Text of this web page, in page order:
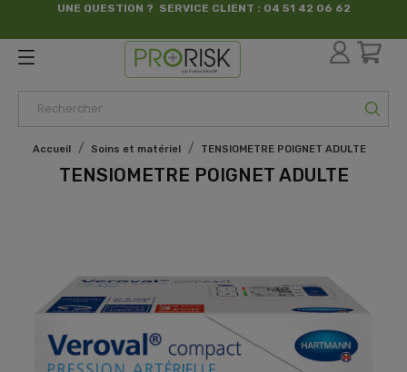
UNE QUESTION ? SERVICE CLIENT : 04 51 42 06 62
par France Sécurité
Accueil Soins et matériel TENSIOMETRE POIGNET ADULTE
TENSIOMETRE POIGNET ADULTE